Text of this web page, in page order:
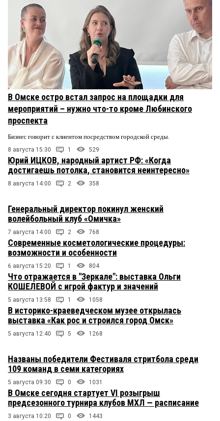
В Омске остро встал запрос на площадки для
мероприятий – нужно что-то кроме Любинского
проспекта
Бизнес говорит с клиентом посредством городской среды.
8 августа 15:30 1 529
Юрий ИЦКОВ, народный артист РФ: «Когда
достигаешь потолка, становится неинтересно»
8 августа 14:00 2 358
Генеральный директор покинул женский
волейбольный клуб «Омичка»
7 августа 14:00 2 768
Современные косметологические процедуры:
возможности и особенности
6 августа 15:20 1 804
Что отражается в "Зеркале": выставка Ольги
КОШЕЛЕВОЙ с игрой фактур и значений
5 августа 13:58 1 1058
В историко-краеведческом музее открылась
выставка «Как рос и строился город Омск»
5 августа 12:40 5 1268
Названы победители Фестиваля стритбола среди
109 команд в семи категориях
5 августа 09:30 0 1031
В Омске сегодня стартует VI розыгрыш
предсезонного турнира клубов МХЛ — расписание
3 августа 10:20 0 1443